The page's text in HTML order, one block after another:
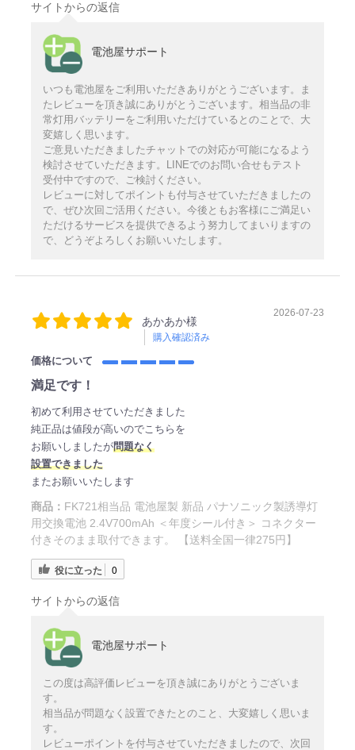
サイトからの返信
電池屋サポート
いつも電池屋をご利用いただきありがとうございます。ま
たレビューを頂き誠にありがとうございます。相当品の非
常灯用バッテリーをご利用いただけているとのことで、大
変嬉しく思います。
ご意見いただきましたチャットでの対応が可能になるよう
検討させていただきます。LINEでのお問い合せもテスト
受付中ですので、ご検討ください。
レビューに対してポイントも付与させていただきましたの
で、ぜひ次回ご活用ください。今後ともお客様にご満足い
ただけるサービスを提供できるよう努力してまいりますの
で、どうぞよろしくお願いいたします。
あかあか様
購入確認済み
2026-07-23
価格について
満足です！
初めて利用させていただきました
純正品は値段が高いのでこちらを
お願いしましたが問題なく
設置できました
またお願いいたします
商品： FK721相当品 電池屋製 新品 パナソニック製誘導灯
用交換電池 2.4V700mAh ＜年度シール付き＞ コネクター
付きそのまま取付できます。 【送料全国一律275円】
役に立った 0
サイトからの返信
電池屋サポート
この度は高評価レビューを頂き誠にありがとうございま
す。
相当品が問題なく設置できたとのこと、大変嬉しく思いま
す。
レビューポイントを付与させていただきましたので、次回